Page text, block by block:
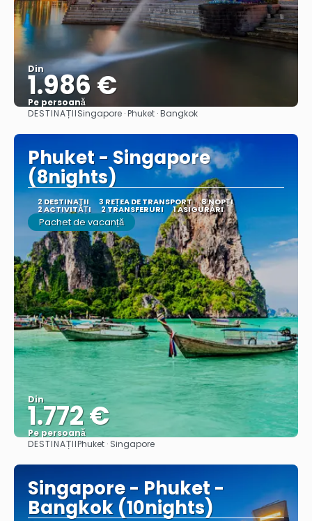
Din
1.986 €
Pe persoană
Vedea
DESTINAȚIISingapore · Phuket · Bangkok
Phuket - Singapore
(8nights)
2 DESTINAŢII 3 REȚEA DE TRANSPORT 8 NOPȚI
2 ACTIVITĂȚI 2 TRANSFERURI 1 ASIGURĂRI
Pachet de vacanță
Din
1.772 €
Pe persoană
Vedea
DESTINAȚIIPhuket · Singapore
Singapore - Phuket -
Bangkok (10nights)